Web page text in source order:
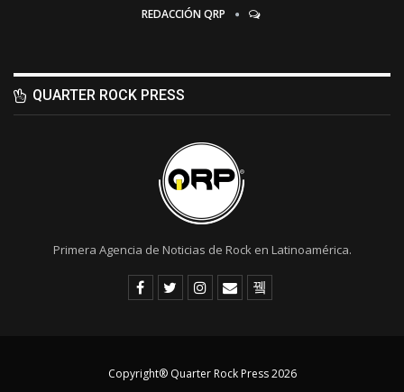
REDACCIÓN QRP
QUARTER ROCK PRESS
Primera Agencia de Noticias de Rock en Latinoamérica.
Copyright® Quarter Rock Press 2026